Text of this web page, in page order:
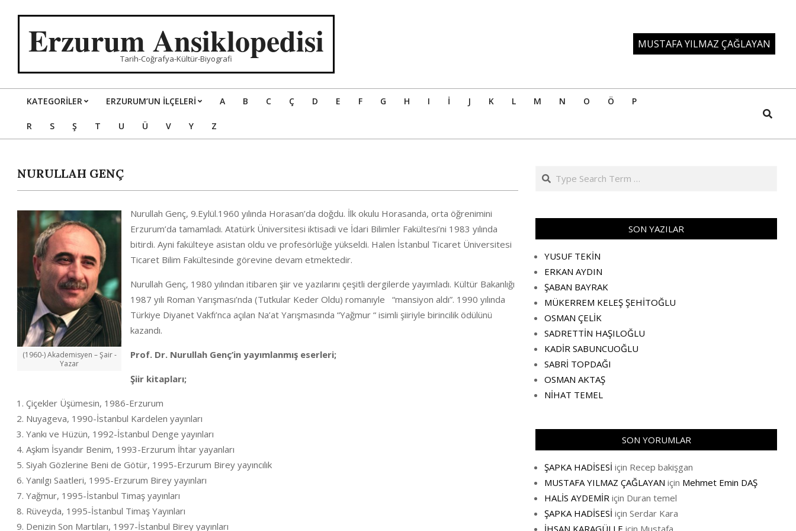
Erzurum Ansiklopedisi
Tarih-Coğrafya-Kültür-Biyografi
MUSTAFA YILMAZ ÇAĞLAYAN
Primary
Navigation
KATEGORILER ERZURUM’UN İLÇELERİ A B C Ç D E F G H I İ J K L M N O Ö P
R S Ş T U Ü V Y Z
Search
NURULLAH GENÇ
(1960-) Akademisyen – Şair -
Yazar
Nurullah Genç, 9.Eylül.1960 yılında Horasan’da doğdu. İlk okulu Horasanda, orta öğrenimini
Erzurum’da tamamladı. Atatürk Üniversitesi iktisadi ve İdari Bilimler Fakültesi’ni 1983 yılında
bitirdi. Ayni fakülteye asistan oldu ve profesörlüğe yükseldi. Halen İstanbul Ticaret Üniversitesi
Ticaret Bilim Fakültesinde görevine devam etmektedir.
Nurullah Genç, 1980 yılından itibaren şiir ve yazılarını çeşitli dergilerde yayımladı. Kültür Bakanlığı
1987 yılı Roman Yarışması’nda (Tutkular Keder Oldu) romanıyle “mansiyon aldı”. 1990 yılında
Türkiye Diyanet Vakfı’nca açılan Na’at Yarışmasında “Yağmur “ isimli şiiriyle birincilik ödülünü
kazandı.
Prof. Dr. Nurullah Genç’in yayımlanmış eserleri;
Şiir kitapları;
Çiçekler Üşümesin, 1986-Erzurum
Nuyageva, 1990-İstanbul Kardelen yayınları
Yankı ve Hüzün, 1992-İstanbul Denge yayınları
Aşkım İsyandır Benim, 1993-Erzurum İhtar yayanları
Siyah Gözlerine Beni de Götür, 1995-Erzurum Birey yayıncılık
Yanılgı Saatleri, 1995-Erzurum Birey yayınları
Yağmur, 1995-İstanbul Timaş yayınları
Rüveyda, 1995-İstanbul Timaş Yayınları
Denizin Son Martıları, 1997-İstanbul Birey yayınları
Search
SON YAZILAR
YUSUF TEKİN
ERKAN AYDIN
ŞABAN BAYRAK
MÜKERREM KELEŞ ŞEHİTOĞLU
OSMAN ÇELİK
SADRETTİN HAŞILOĞLU
KADİR SABUNCUOĞLU
SABRİ TOPDAĞI
OSMAN AKTAŞ
NİHAT TEMEL
SON YORUMLAR
ŞAPKA HADİSESİ için Recep bakişgan
MUSTAFA YILMAZ ÇAĞLAYAN için Mehmet Emin DAŞ
HALİS AYDEMİR için Duran temel
ŞAPKA HADİSESİ için Serdar Kara
İHSAN KARAGÜLLE için Mustafa